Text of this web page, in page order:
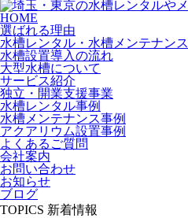
HOME
選ばれる理由
水槽レンタル・水槽メンテナンス
水槽設置導入の流れ
大型水槽について
サービス紹介
独立・開業支援事業
水槽レンタル事例
水槽メンテナンス事例
アクアリウム設置事例
よくあるご質問
会社案内
お問い合わせ
お知らせ
ブログ
TOPICS 新着情報